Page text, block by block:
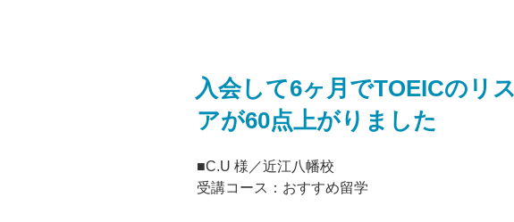
入会して6ヶ月でTOEICのリ
アが60点上がりました
■C.U 様／近江八幡校
受講コース：おすすめ留学